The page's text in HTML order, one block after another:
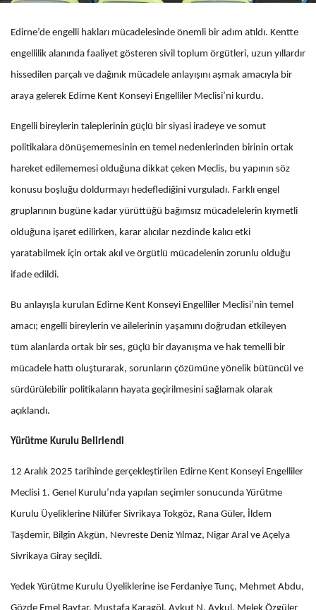
Edirne’de engelli hakları mücadelesinde önemli bir adım atıldı. Kentte
engellilik alanında faaliyet gösteren sivil toplum örgütleri, uzun yıllardır
hissedilen parçalı ve dağınık mücadele anlayışını aşmak amacıyla bir
araya gelerek Edirne Kent Konseyi Engelliler Meclisi’ni kurdu.
Engelli bireylerin taleplerinin güçlü bir siyasi iradeye ve somut
politikalara dönüşememesinin en temel nedenlerinden birinin ortak
hareket edilememesi olduğuna dikkat çeken Meclis, bu yapının söz
konusu boşluğu doldurmayı hedeflediğini vurguladı. Farklı engel
gruplarının bugüne kadar yürüttüğü bağımsız mücadelelerin kıymetli
olduğuna işaret edilirken, karar alıcılar nezdinde kalıcı etki
yaratabilmek için ortak akıl ve örgütlü mücadelenin zorunlu olduğu
ifade edildi.
Bu anlayışla kurulan Edirne Kent Konseyi Engelliler Meclisi’nin temel
amacı; engelli bireylerin ve ailelerinin yaşamını doğrudan etkileyen
tüm alanlarda ortak bir ses, güçlü bir dayanışma ve hak temelli bir
mücadele hattı oluşturarak, sorunların çözümüne yönelik bütüncül ve
sürdürülebilir politikaların hayata geçirilmesini sağlamak olarak
açıklandı.
Yürütme Kurulu Belirlendi
12 Aralık 2025 tarihinde gerçekleştirilen Edirne Kent Konseyi Engelliler
Meclisi 1. Genel Kurulu’nda yapılan seçimler sonucunda Yürütme
Kurulu Üyeliklerine Nilüfer Sivrikaya Tokgöz, Rana Güler, İldem
Taşdemir, Bilgin Akgün, Nevreste Deniz Yılmaz, Nigar Aral ve Açelya
Sivrikaya Giray seçildi.
Yedek Yürütme Kurulu Üyeliklerine ise Ferdaniye Tunç, Mehmet Abdu,